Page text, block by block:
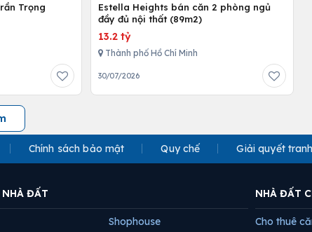
Trọng
Estella Heights bán căn 2 phòng ngủ
đầy đủ nội thất (89m2)
13.2 tỷ
Thành phố Hồ Chí Minh
30/07/2026
Chính sách bảo mật Quy chế Giải quyết
NHÀ ĐẤT
Shophouse
NHÀ ĐẤT
Cho thuê